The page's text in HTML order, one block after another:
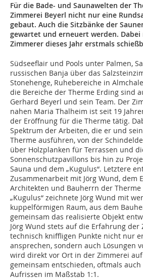
Für die Bade- und Saunawelten der
Zimmerei Beyerl nicht nur eine
gebaut. Auch die Sitzbänke der
gewartet und erneuert werden.
Zimmerer dieses Jahr erstmals
Südseeflair und Pools unter Palmen,
russischen Banja über das
Stonehenge, Ruhebereiche in
die Bereiche der Therme Erding sind
Gerhard Beyerl und sein Team. Der
nahen Maria Thalheim ist seit 19
der Eröffnung für die Therme tätig.
Spektrum der Arbeiten, die er und
Therme ausführen, von der
über Holzplanken für Terrassen und
Sonnenschutzpavillons bis hin zu
Sauna und dem „Kugulus“. Letztere
Zusammenarbeit mit Jörg Wund, dem
Architekten und Bauherrn der Therme
„Kugulus“ zeichnete Jörg Wund mit
kuppelförmigen Raum, aus dem
gemeinsam das realisierte Objekt
Jörg Wund stets auf die Erfahrung der
technisch kniffligen Punkte nicht nur
ansprechen, sondern auch Lösungen
wird direkt vor Ort in der Zimmerei
gemeinsam entschieden, oftmals
Aufrissen im Maßstab 1:1.